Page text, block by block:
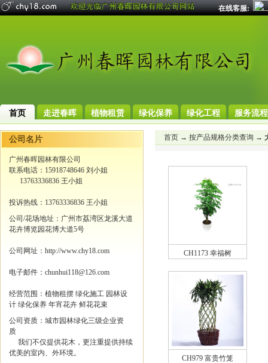
在线客服:
首页 走进春晖 植物租赁 绿化保养 绿化工程 服务流程
公司名片
广州春晖园林有限公司
联系电话：15918748646 刘小姐
13763336836 王小姐
投诉热线：13763336836 王小姐
公司/花场地址：广州市荔湾区龙溪大道
花卉博览园花博大道5号
公司网址：http://www.chy18.com
电子邮件：chunhui118@126.com
经营范围：植物租摆 绿化施工 园林设
计 绿化保养 年宵花卉 鲜花花束
公司资质：城市园林绿化三级企业资
质
我们不仅提供花木，更注重提供持续
优美的室内、外环境。
首页 → 按产品规格分类查询 →
CH1173 幸福树
CH979 富贵竹笼